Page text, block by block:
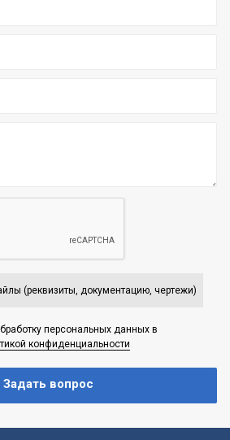
(реквизиты, документацию, чертежи)
персональных данных в
конфиденциальности